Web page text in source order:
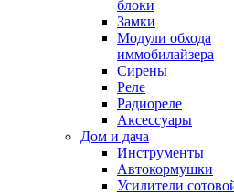
блоки
Замки
Модули обхода
иммобилайзера
Сирены
Реле
Радиореле
Аксессуары
Дом и дача
Инструменты
Автокормушки
Усилители